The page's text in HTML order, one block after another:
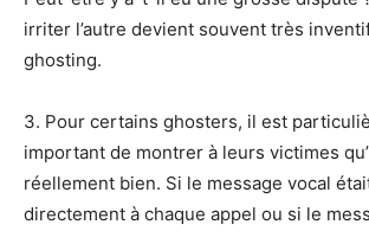
irriter l’autre devient souvent très
ghosting.
3. Pour certains ghosters, il est
important de montrer à leurs victimes
réellement bien. Si le message vocal
directement à chaque appel ou si le